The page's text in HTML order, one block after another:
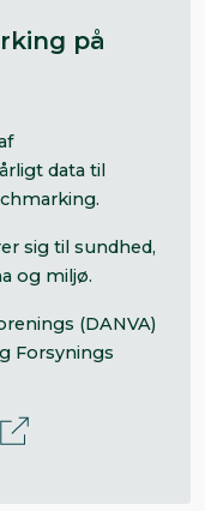
på
data til
sig til sundhed,
og miljø.
(DANVA)
Forsynings